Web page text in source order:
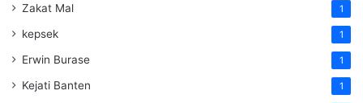
Zakat Mal 1
kepsek 1
Erwin Burase 1
Kejati Banten 1